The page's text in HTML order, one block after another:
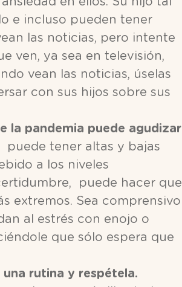
e incluso pueden tener
las noticias, pero intente
ven, ya sea en televisión,
vean las noticias, úselas
con sus hijos sobre sus
la pandemia puede agudizar
puede tener altas y bajas
a los niveles
puede hacer que
extremos. Sea comprensivo
al estrés con enojo o
que sólo espera que
rutina y respétela.